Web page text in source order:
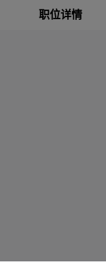
职位详情